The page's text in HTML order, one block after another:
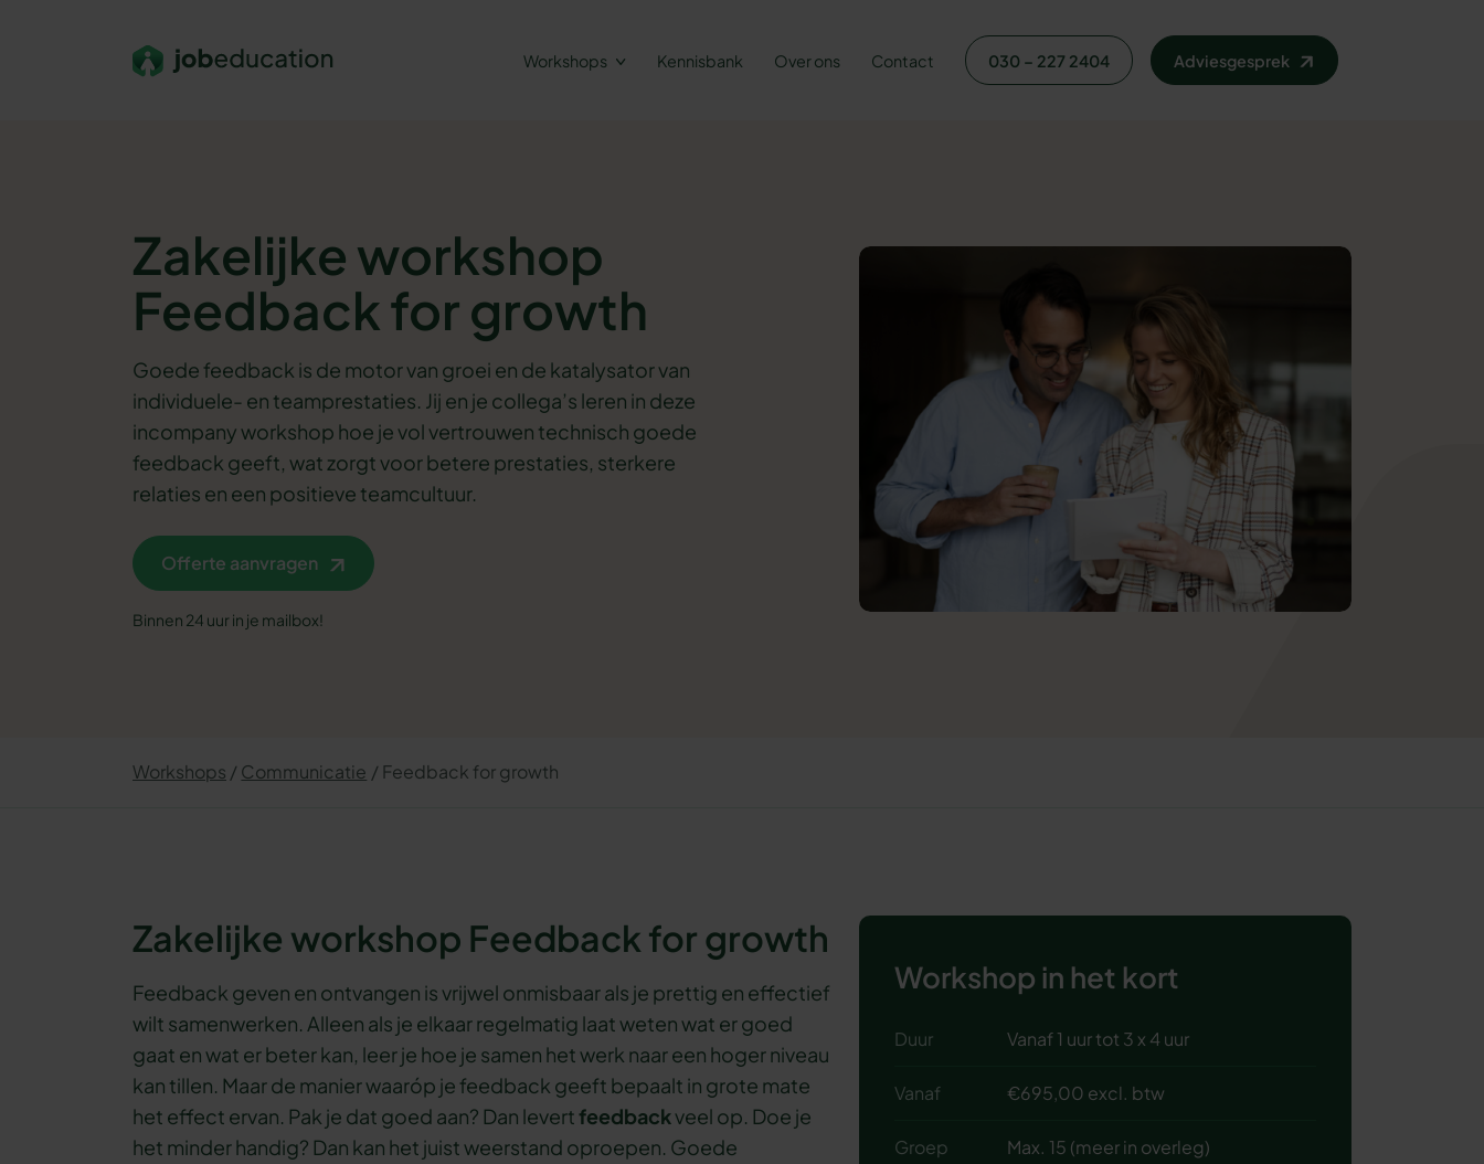
Workshops Kennisbank Over ons Contact 030 – 227 2404 Adviesgesprek
Zakelijke workshop
Feedback for growth
Goede feedback is de motor van groei en de katalysator van
individuele- en teamprestaties. Jij en je collega’s leren in deze
incompany workshop hoe je vol vertrouwen technisch goede
feedback geeft, wat zorgt voor betere prestaties, sterkere
relaties en een positieve teamcultuur.
Offerte aanvragen
Binnen 24 uur in je mailbox!
Workshops Communicatie Feedback for growth
Zakelijke workshop Feedback for growth
Feedback geven en ontvangen is vrijwel onmisbaar als je prettig en effectief
wilt samenwerken. Alleen als je elkaar regelmatig laat weten wat er goed
gaat en wat er beter kan, leer je hoe je samen het werk naar een hoger niveau
kan tillen. Maar de manier waaróp je feedback geeft bepaalt in grote mate
het effect ervan. Pak je dat goed aan? Dan levertfeedbackveel op. Doe je
het minder handig? Dan kan het juist weerstand oproepen. Goede
Workshop in het kort
Duur Vanaf 1 uur tot 3 x 4 uur
Vanaf €695,00 excl. btw
Groep Max. 15 (meer in overleg)